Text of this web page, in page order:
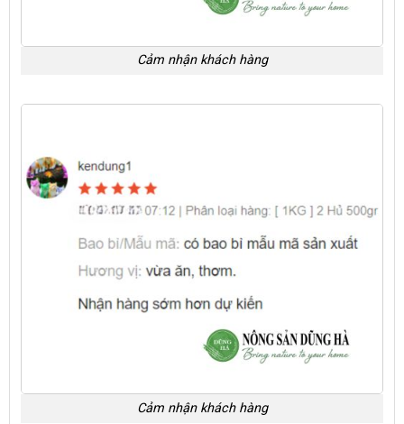
Cảm nhận khách hàng
Cảm nhận khách hàng